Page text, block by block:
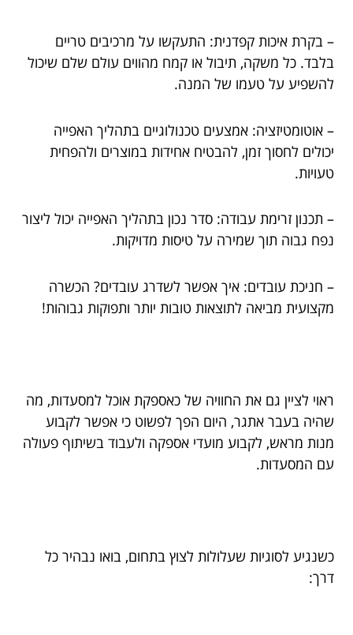
– בקרת איכות קפדנית: התעקשו על מרכיבים טריים
בלבד. כל משקה, תיבול או קמח מהווים עולם שלם שיכול
להשפיע על טעמו של המנה.
– אוטומטיזציה: אמצעים טכנולוגיים בתהליך האפייה
יכולים לחסוך זמן, להבטיח אחידות במוצרים ולהפחית
טעויות.
– תכנון זרימת עבודה: סדר נכון בתהליך האפייה יכול ליצור
נפח גבוה תוך שמירה על טיסות מדויקות.
– חניכת עובדים: איך אפשר לשדרג עובדים? הכשרה
מקצועית מביאה לתוצאות טובות יותר ותפוקות גבוהות!
ראוי לציין גם את החוויה של כאספקת אוכל למסעדות, מה
שהיה בעבר אתגר, היום הפך לפשוט כי אפשר לקבוע
מנות מראש, לקבוע מועדי אספקה ולעבוד בשיתוף פעולה
עם המסעדות.
כשנגיע לסוגיות שעלולות לצוץ בתחום, בואו נבהיר כל
דרך: